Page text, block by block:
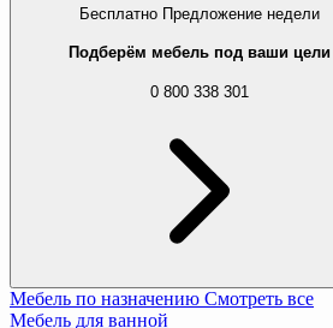
Бесплатно Предложение недели
Подберём мебель под ваши цели
0 800 338 301
Мебель по назначению Смотреть все
Мебель для ванной